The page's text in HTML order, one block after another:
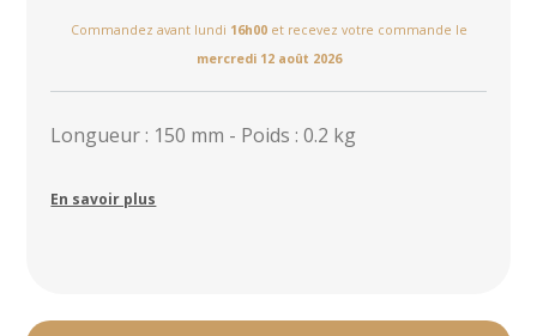
Commandez avant lundi 16h00et recevez votre commande le
mercredi 12 août 2026
Longueur : 150 mm - Poids : 0.2 kg
En savoir plus